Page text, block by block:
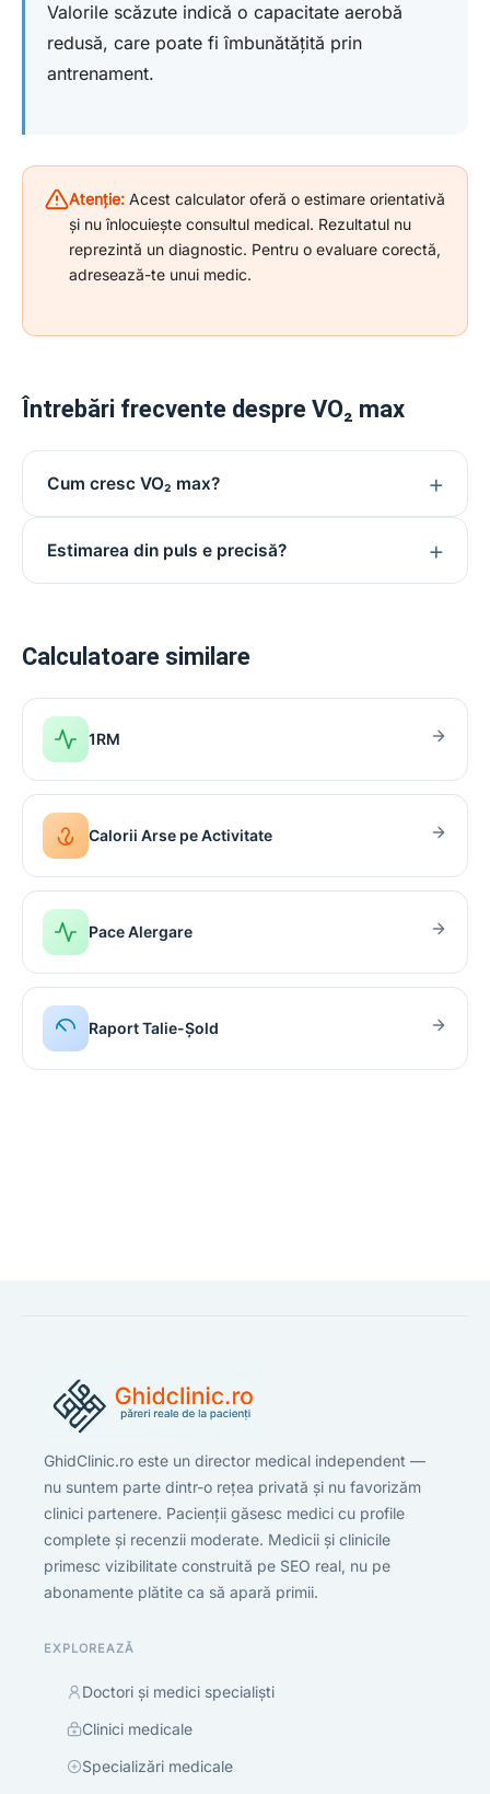
Valorile scăzute indică o capacitate aerobă
redusă, care poate fi îmbunătățită prin
antrenament.
Atenție: Acest calculator oferă o estimare orientativă
și nu înlocuiește consultul medical. Rezultatul nu
reprezintă un diagnostic. Pentru o evaluare corectă,
adresează-te unui medic.
Întrebări frecvente despre VO₂ max
Cum cresc VO₂ max?
Estimarea din puls e precisă?
Calculatoare similare
1RM
Calorii Arse pe Activitate
Pace Alergare
Raport Talie-Șold
GhidClinic.ro este un director medical independent —
nu suntem parte dintr-o rețea privată și nu favorizăm
clinici partenere. Pacienții găsesc medici cu profile
complete și recenzii moderate. Medicii și clinicile
primesc vizibilitate construită pe SEO real, nu pe
abonamente plătite ca să apară primii.
EXPLOREAZĂ
Doctori și medici specialiști
Clinici medicale
Specializări medicale